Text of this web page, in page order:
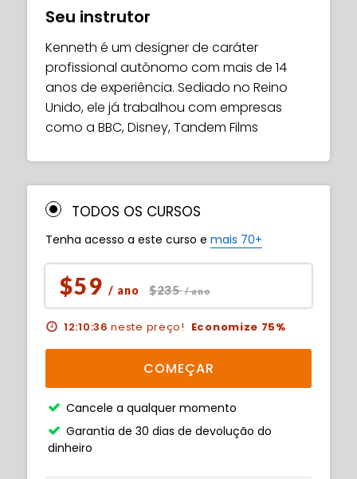
Seu instrutor
Kenneth é um designer de caráter
profissional autônomo com mais de 14
anos de experiência. Sediado no Reino
Unido, ele já trabalhou com empresas
como a BBC, Disney, Tandem Films
TODOS OS CURSOS
Tenha acesso a este curso e mais 70+
$59 / ano $235/ ano
12:10:35 neste preço! Economize 75%
COMEÇAR
Cancele a qualquer momento
Garantia de 30 dias de devolução do
dinheiro